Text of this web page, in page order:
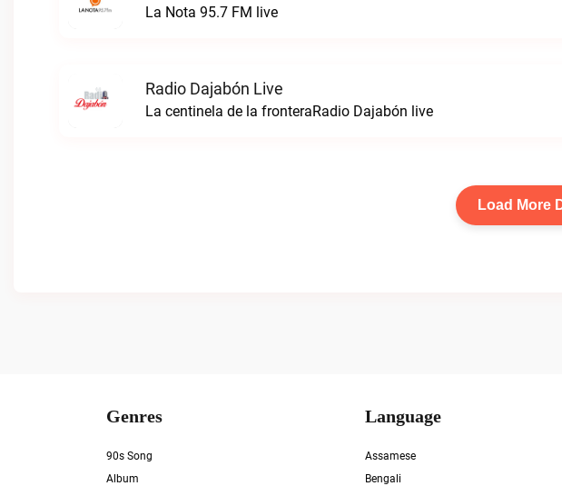
La Nota 95.7 FM live
Radio Dajabón Live
La centinela de la fronteraRadio Dajabón live
Load More
Genres
90s Song
Album
Language
Assamese
Bengali